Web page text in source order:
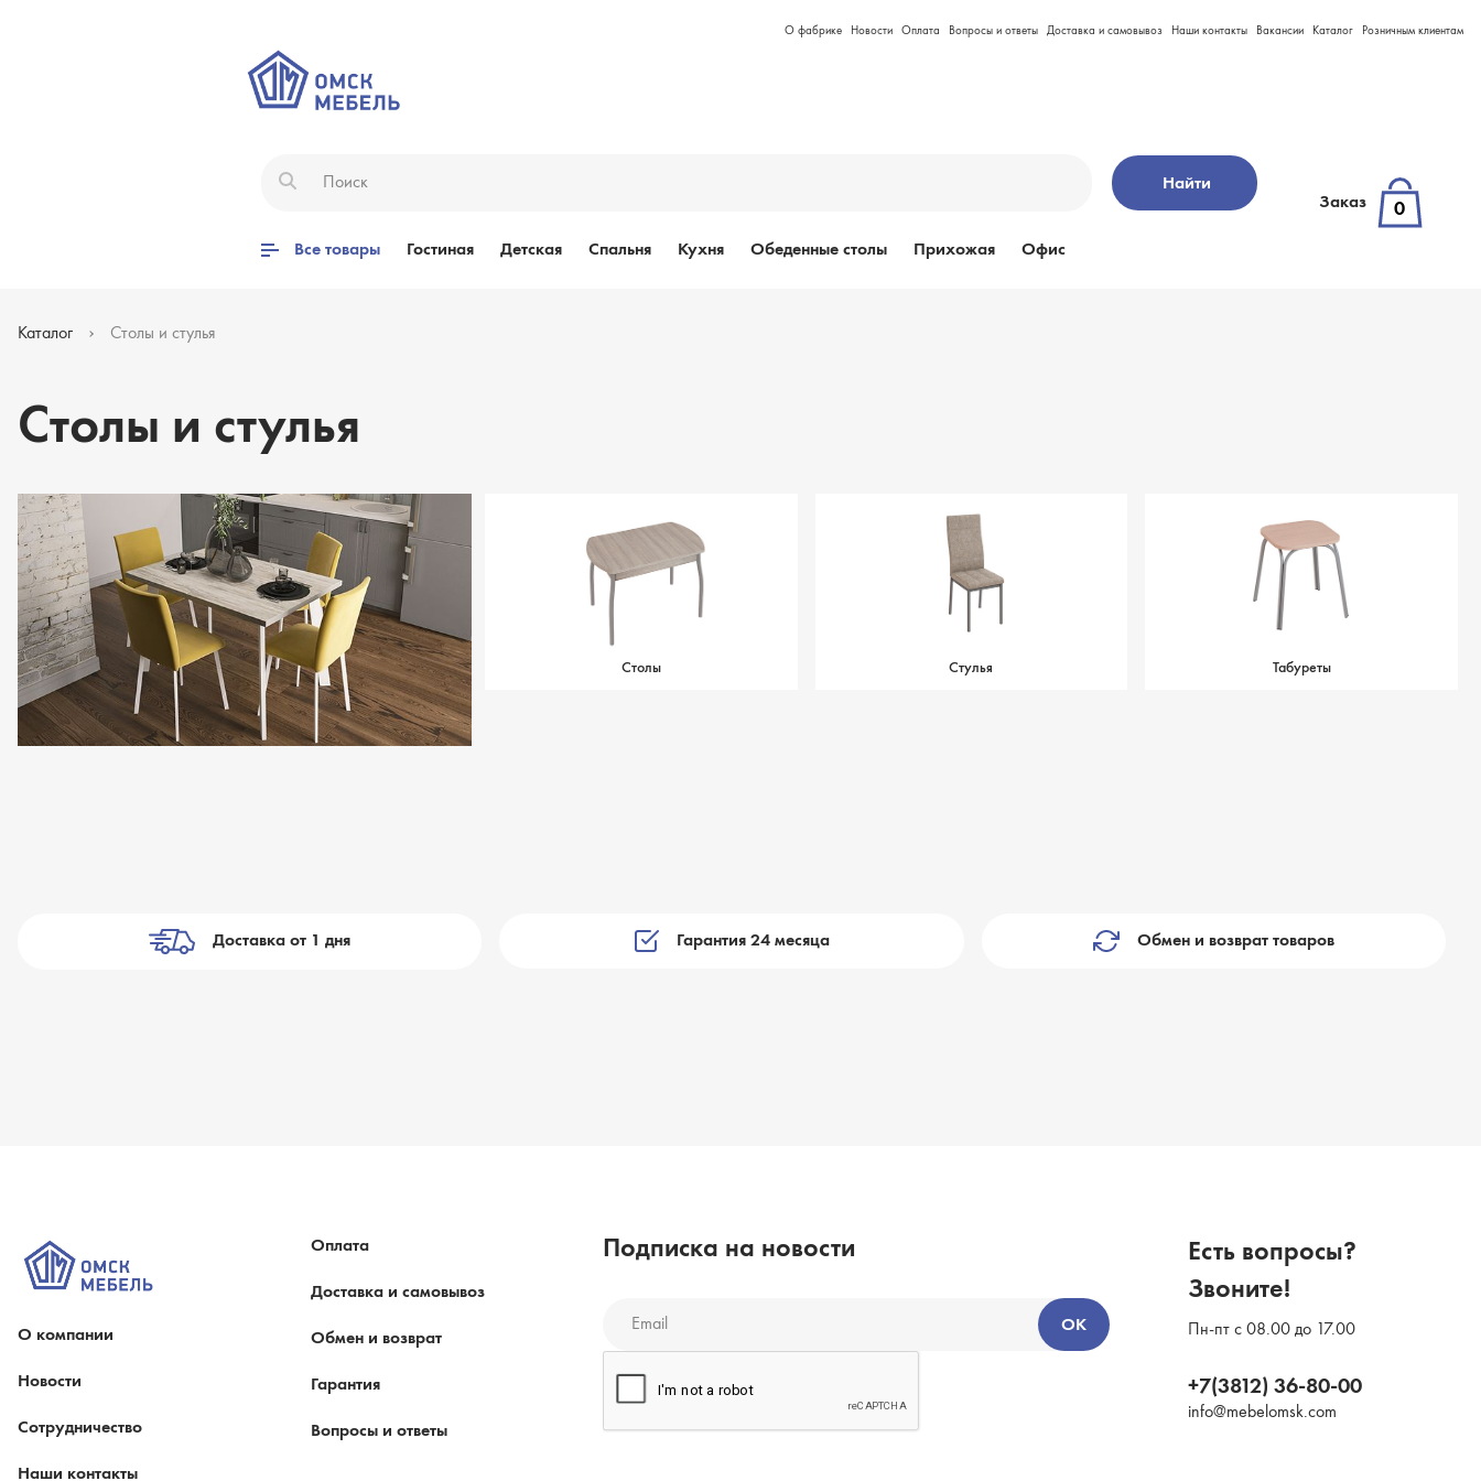
О фабрике Новости Оплата Вопросы и ответы Доставка и самовывоз Наши контакты Вакансии Каталог Розничным клиентам
Найти
Все товары Гостиная Детская Спальня Кухня Обеденные столы Прихожая Офис
Заказ 0
Каталог Столы и стулья
Столы и стулья
Столы Стулья Табуреты
Доставка от 1 дня Гарантия 24 месяца Обмен и возврат товаров
О компании
Новости
Сотрудничество
Наши контакты
Оплата
Доставка и самовывоз
Обмен и возврат
Гарантия
Вопросы и ответы
Подписка на новости
ОК
Есть вопросы?
Звоните!
Пн-пт с 08.00 до 17.00
+7(3812) 36-80-00
info@mebelomsk.com